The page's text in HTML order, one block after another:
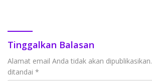
Tinggalkan Balasan
Alamat email Anda tidak akan dipublikasikan.
ditandai *